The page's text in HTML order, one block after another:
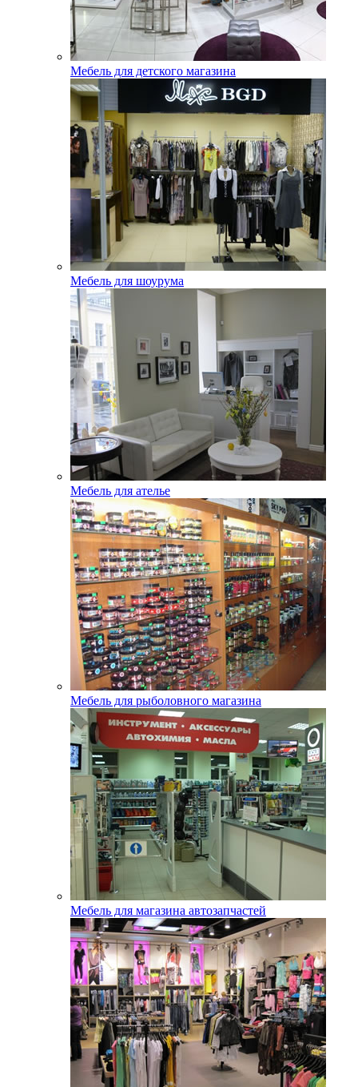
Мебель для детского магазина
Мебель для шоурума
Мебель для ателье
Мебель для рыболовного магазина
Мебель для магазина автозапчастей